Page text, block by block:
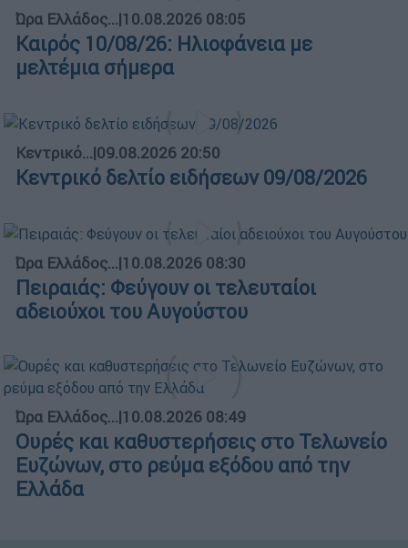
Ώρα Ελλάδος...|10.08.2026 08:05
Καιρός 10/08/26: Ηλιοφάνεια με
μελτέμια σήμερα
Κεντρικό...|09.08.2026 20:50
Κεντρικό δελτίο ειδήσεων 09/08/2026
Ώρα Ελλάδος...|10.08.2026 08:30
Πειραιάς: Φεύγουν οι τελευταίοι
αδειούχοι του Αυγούστου
Ώρα Ελλάδος...|10.08.2026 08:49
Ουρές και καθυστερήσεις στο Τελωνείο
Ευζώνων, στο ρεύμα εξόδου από την
Ελλάδα